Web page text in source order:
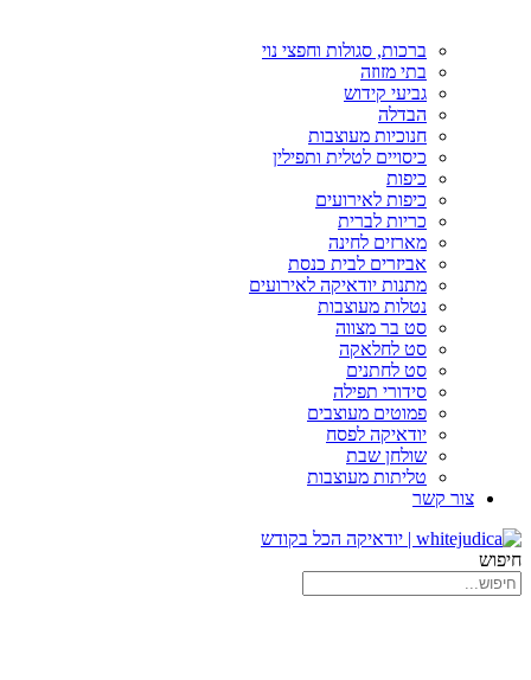
ברכות, סגולות וחפצי נוי
בתי מזוזה
גביעי קידוש
הבדלה
חנוכיות מעוצבות
כיסויים לטלית ותפילין
כיפות
כיפות לאירועים
כריות לברית
מארזים לחינה
אביזרים לבית כנסת
מתנות יודאיקה לאירועים
נטלות מעוצבות
סט בר מצווה
סט לחלאקה
סט לחתנים
סידורי תפילה
פמוטים מעוצבים
יודאיקה לפסח
שולחן שבת
טליתות מעוצבות
צור קשר
חיפוש